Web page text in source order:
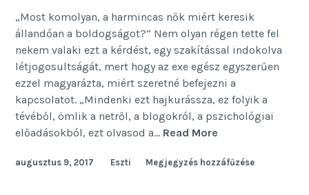
„Most komolyan, a harmincas nők miért keresik
állandóan a boldogságot?” Nem olyan régen tette fel
nekem valaki ezt a kérdést, egy szakítással indokolva
létjogosultságát, mert hogy az exe egész egyszerűen
ezzel magyarázta, miért szeretné befejezni a
kapcsolatot. „Mindenki ezt hajkurássza, ez folyik a
tévéből, ömlik a netről, a blogokról, a pszichológiai
előadásokból, ezt olvasod a… Read More
a
augusztus 9, 2017 Eszti Megjegyzés hozzáfűzése